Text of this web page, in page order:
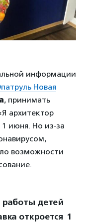
информации
Новая
, принимать
архитектор
июня. Но из-за
возможности
детей
откроется 1